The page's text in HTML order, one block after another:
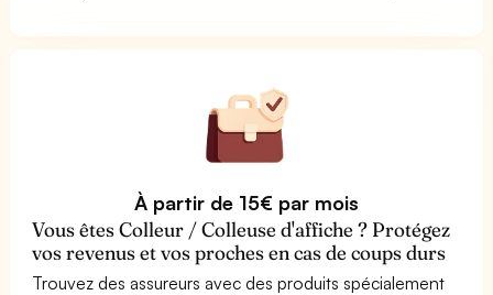
À partir de 15€ par mois
Vous êtes Colleur / Colleuse d'affiche ? Protégez
vos revenus et vos proches en cas de coups durs
Trouvez des assureurs avec des produits spécialement